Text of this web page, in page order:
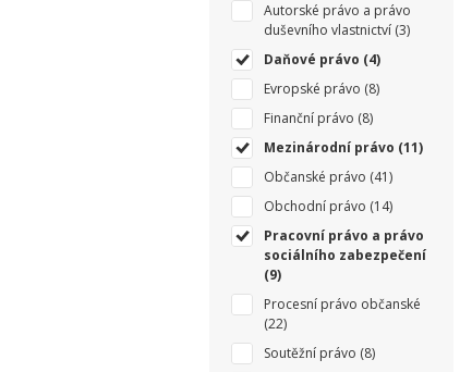
Autorské právo a právo
duševního vlastnictví (3)
Daňové právo (4)
Evropské právo (8)
Finanční právo (8)
Mezinárodní právo (11)
Občanské právo (41)
Obchodní právo (14)
Pracovní právo a právo
sociálního zabezpečení
(9)
Procesní právo občanské
(22)
Soutěžní právo (8)